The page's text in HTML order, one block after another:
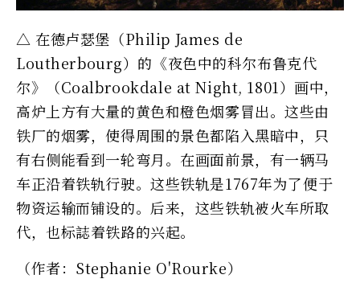
△ 在德卢瑟堡（Philip James de
Loutherbourg）的《夜色中的科尔布鲁克代
尔》（Coalbrookdale at Night, 1801）画中，
高炉上方有大量的黄色和橙色烟雾冒出。这些由
铁厂的烟雾，使得周围的景色都陷入黑暗中，只
有右侧能看到一轮弯月。在画面前景，有一辆马
车正沿着铁轨行驶。这些铁轨是1767年为了便于
物资运输而铺设的。后来，这些铁轨被火车所取
代，也标誌着铁路的兴起。
（作者：Stephanie O'Rourke）